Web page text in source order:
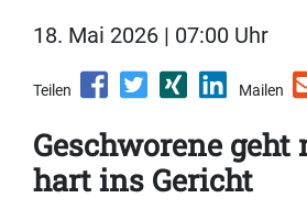
18. Mai 2026 | 07:00 Uhr
Teilen Mailen
Geschworene
hart ins Gericht